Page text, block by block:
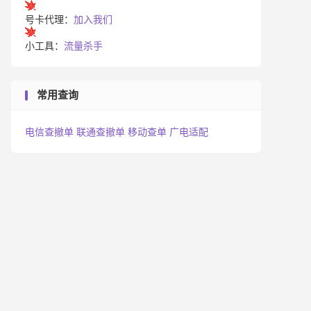
号卡代理： 加入我们
小工具： 流量杀手
常用查询
电信查撤单 联通查撤单 移动查单 广电适配